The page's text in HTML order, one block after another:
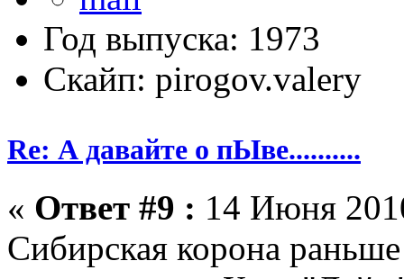
Год выпуска: 1973
Скайп: pirogov.valery
Re: А давайте о пЫве..........
« Ответ #9 : 14 Июня
Сибирская корона